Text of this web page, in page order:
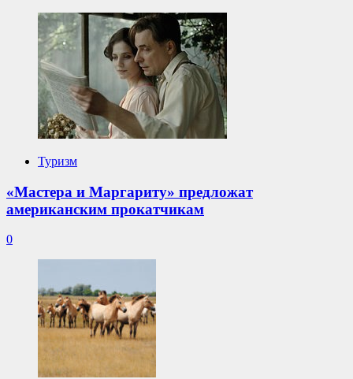
Туризм
«Мастера и Маргариту» предложат
американским прокатчикам
0